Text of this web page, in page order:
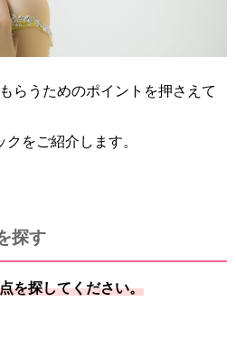
らうためのポイントを押さえて
をご紹介します。
探す
を探してください。